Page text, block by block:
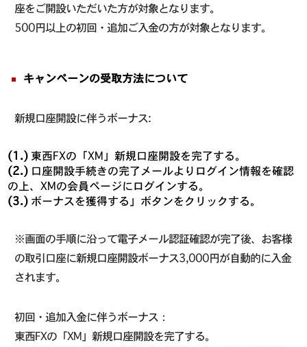
座をご開設いただいた方が対象となります。
500円以上の初回・追加ご入金の方が対象となります。
キャンペーンの受取方法について
新規口座開設に伴うボーナス:
(1.) 東西FXの「XM」新規口座開設を完了する。
(2.) 口座開設手続きの完了メールよりログイン情報を確認
の上、XMの会員ページにログインする。
(3.) ボーナスを獲得する」ボタンをクリックする。
※画面の手順に沿って電子メール認証確認が完了後、お客様
の取引口座に新規口座開設ボーナス3,000円が自動的に入金
されます。
初回・追加入金に伴うボーナス：
東西FXの「XM」新規口座開設を完了する。